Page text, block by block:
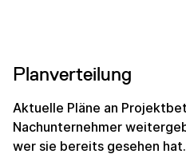
Planverteilung
Aktuelle Pläne an
Nachunternehmer
wer sie bereits gesehen hat.